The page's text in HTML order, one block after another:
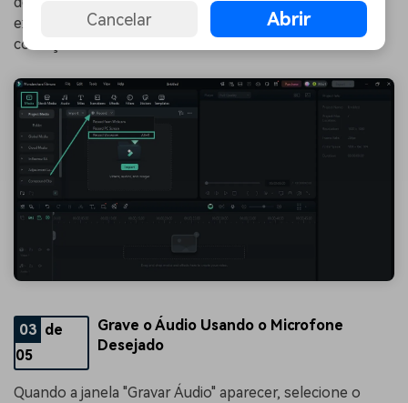
expandido, selecione a opção "Gravar Narração" para
começar.
03 de
05
Grave o Áudio Usando o Microfone
Desejado
Quando a janela "Gravar Áudio" aparecer, selecione o
Cancelar Abrir